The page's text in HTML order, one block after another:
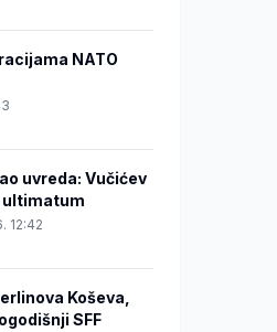
NATO
uvreda: Vučićev
12:42
Koševa,
SFF